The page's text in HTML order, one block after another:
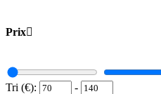
Prix
Tri (€):
-